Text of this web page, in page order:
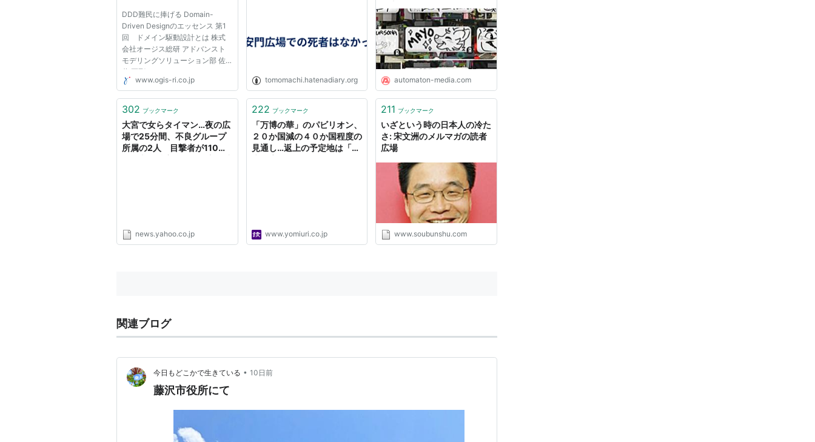
DDD難民に捧げる Domain-
Driven Designのエッセンス 第1
回 ドメイン駆動設計とは 株式
会社オージス総研 アドバンスト
モデリングソリューション部 佐
藤 匡剛 Domain-Driven Design
Tackling Complexity in the Heart
Addison-Wesley, 59.99ドル 560
ページ ISBN: 0-321-12521-5
「ドメインモデ...
www.ogis-ri.co.jp tomomachi.hatenadiary.org automaton-media.com
302 ブックマーク
大宮で女らタイマン…夜の広
場で25分間、不良グループ
所属の2人 目撃者が110番
news.yahoo.co.jp
222 ブックマーク
「万博の華」のパビリオン、
２０か国減の４０か国程度の
見通し…返上の予定地は「芝
www.yomiuri.co.jp
211 ブックマーク
いざという時の日本人の冷た
さ: 宋文洲のメルマガの読者
広場
www.soubunshu.com
関連ブログ
今日もどこかで生きている • 10日前
藤沢市役所にて